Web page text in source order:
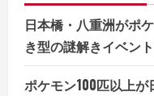
日本橋・八重洲がポ
き型の謎解きイベン
ポケモン100匹以上